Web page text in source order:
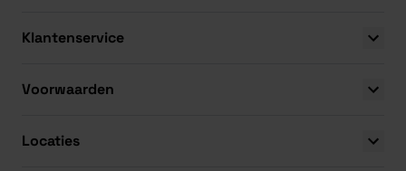
Klantenservice
Voorwaarden
Locaties